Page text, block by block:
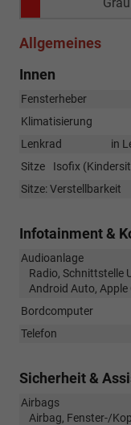
Allgemeines
Innen
Fensterheber
Klimatisierung
Lenkrad
in
Sitze
Isofix
Sitze: Verstellbarkeit
Infotainment &
Audioanlage
Radio, Schnittstelle
Android Auto, Apple
Bordcomputer
Telefon
Sicherheit &
Airbags
Airbag, Fenster-/